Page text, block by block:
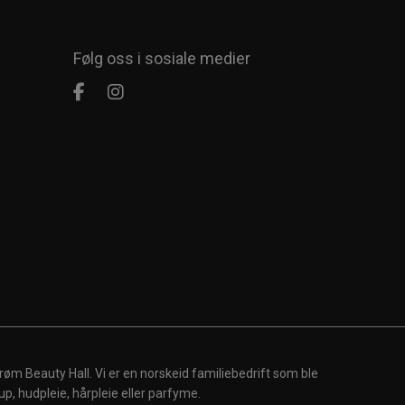
Følg oss i sosiale medier
Beauty Hall. Vi er en norskeid familiebedrift som ble
hudpleie, hårpleie eller parfyme.